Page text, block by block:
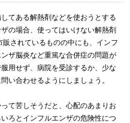
てある解熱剤などを使おうとする
の場合、使ってはいけない解熱剤
されているものの中にも、インフ
ザ脳炎など重篤な合併症の問題が
用せず、病院を受診するか、少な
い合わせるようにしましょう。
て苦しそうだと、心配のあまりお
ろとインフルエンザの危険性につ